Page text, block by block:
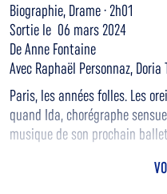
Biographie, Drame · 2h01
Sortie le 06 mars 2024
De Anne Fontaine
Avec Raphaël Personnaz,
Paris, les années folles. Les
quand Ida, chorégraphe
musique de son prochain
s'inspirant des femmes de sa